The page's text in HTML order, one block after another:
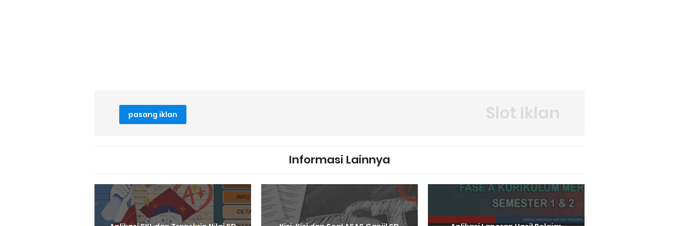
pasang iklan Slot Iklan
Informasi Lainnya